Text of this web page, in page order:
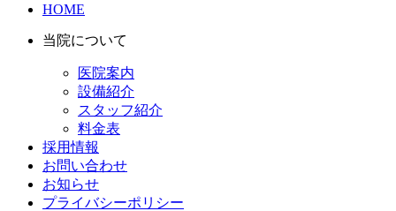
HOME
当院について
医院案内
設備紹介
スタッフ紹介
料金表
採用情報
お問い合わせ
お知らせ
プライバシーポリシー